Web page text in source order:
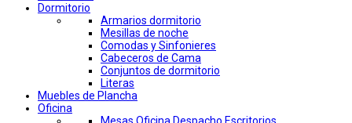
Dormitorio
Armarios dormitorio
Mesillas de noche
Comodas y Sinfonieres
Cabeceros de Cama
Conjuntos de dormitorio
Literas
Muebles de Plancha
Oficina